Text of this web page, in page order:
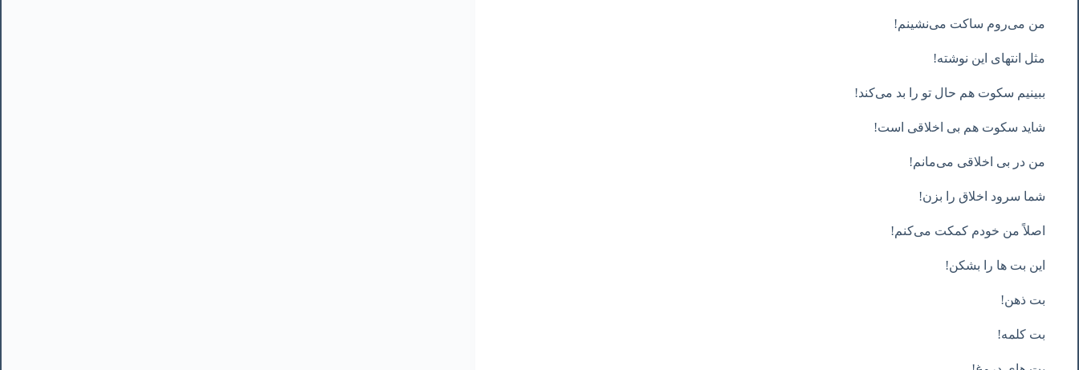
من می‌روم ساکت می‌نشینم!
مثل انتهای این نوشته!
ببینیم سکوت هم حال تو را بد می‌کند!
شاید سکوت هم بی اخلاقی است!
من در بی اخلاقی می‌مانم!
شما سرود اخلاق را بزن!
اصلاً من خودم کمکت می‌کنم!
این بت ها را بشکن!
بت ذهن!
بت کلمه!